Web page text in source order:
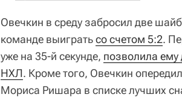
Овечкин в среду забросил две
команде выигратьсо счетом 5:2.
уже на 35-й секунде, позволила ему
НХЛ. Кроме того, Овечкин
Мориса Ришара в списке лучших